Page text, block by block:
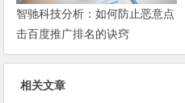
智驰科技分析：如何防止恶意点
击百度推广排名的诀窍
相关文章